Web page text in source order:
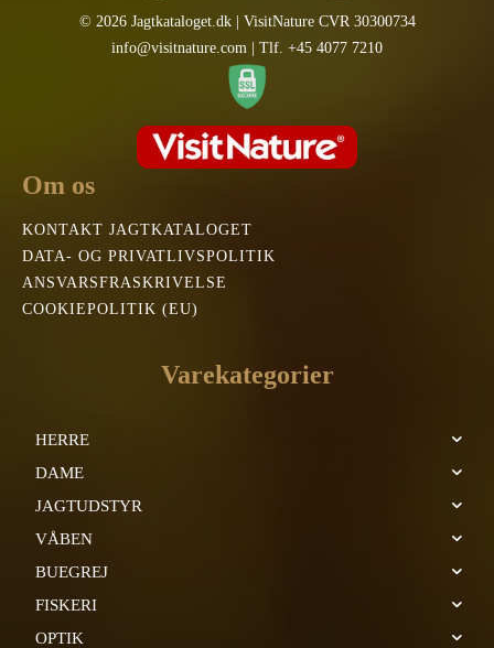
© 2026 Jagtkataloget.dk | VisitNature CVR 30300734
info@visitnature.com | Tlf. +45 4077 7210
Om os
KONTAKT JAGTKATALOGET
DATA- OG PRIVATLIVSPOLITIK
ANSVARSFRASKRIVELSE
COOKIEPOLITIK (EU)
Varekategorier
HERRE
DAME
JAGTUDSTYR
VÅBEN
BUEGREJ
FISKERI
OPTIK